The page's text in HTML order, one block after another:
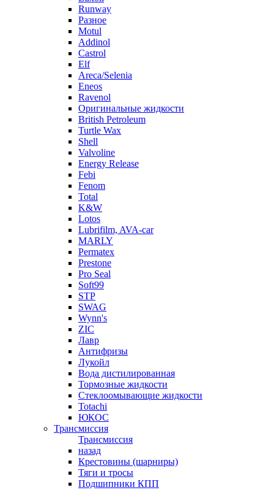
Runway
Разное
Motul
Addinol
Castrol
Elf
Areca/Selenia
Eneos
Ravenol
Оригинальные жидкости
British Petroleum
Turtle Wax
Shell
Valvoline
Energy Release
Febi
Fenom
Total
K&W
Lotos
Lubrifilm, AVA-car
MARLY
Permatex
Prestone
Pro Seal
Soft99
STP
SWAG
Wynn's
ZIC
Лавр
Антифризы
Лукойл
Вода дистилированная
Тормозные жидкости
Стеклоомывающие жидкости
Totachi
ЮКОС
Трансмиссия
Трансмиссия
назад
Крестовины (шарниры)
Тяги и тросы
Подшипники КПП